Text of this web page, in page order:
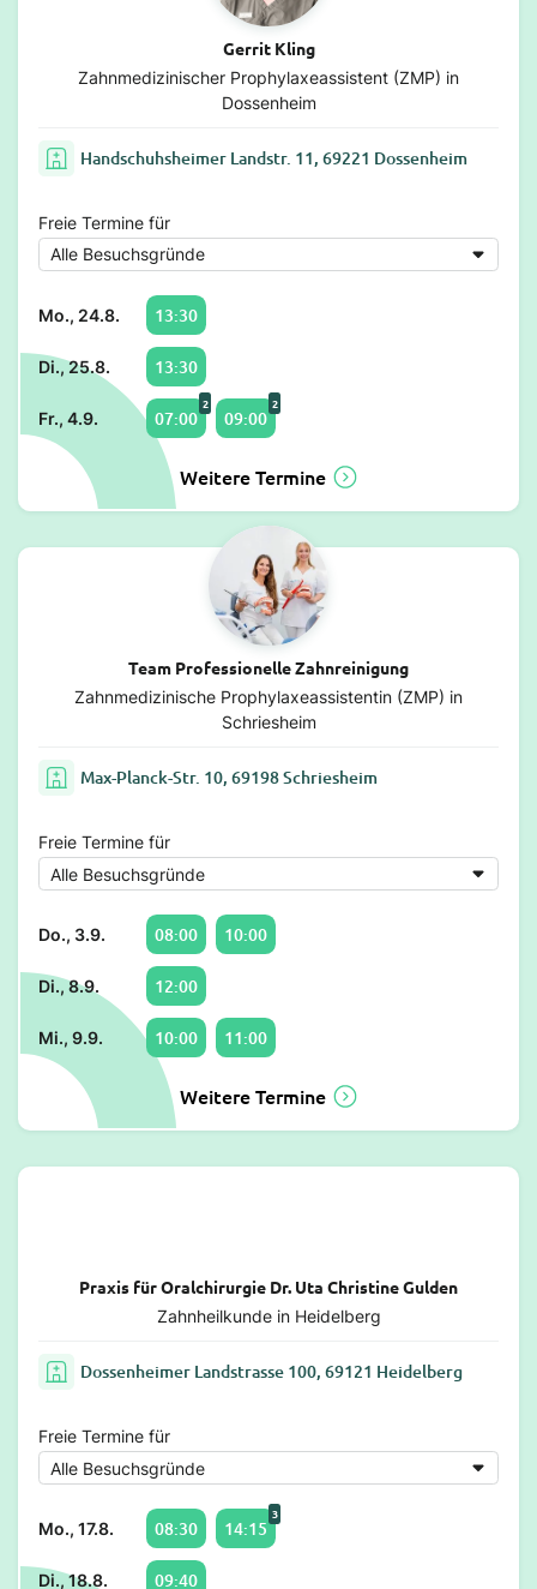
Gerrit Kling
Zahnmedizinischer Prophylaxeassistent (ZMP) in
Dossenheim
Handschuhsheimer Landstr. 11, 69221 Dossenheim
Freie Termine für
Mo., 24.8. 13:30
Di., 25.8. 13:30
Fr., 4.9. 07:00
2
09:00
2
Weitere Termine
Team Professionelle Zahnreinigung
Zahnmedizinische Prophylaxeassistentin (ZMP) in
Schriesheim
Max-Planck-Str. 10, 69198 Schriesheim
Freie Termine für
Do., 3.9. 08:00 10:00
Di., 8.9. 12:00
Mi., 9.9. 10:00 11:00
Weitere Termine
Praxis für Oralchirurgie Dr. Uta Christine Gulden
Zahnheilkunde in Heidelberg
Dossenheimer Landstrasse 100, 69121 Heidelberg
Freie Termine für
Mo., 17.8. 08:30 14:15
3
Di., 18.8. 09:40